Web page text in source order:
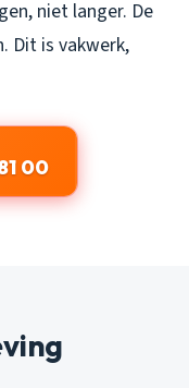
niet langer. De
Dit is vakwerk,
00